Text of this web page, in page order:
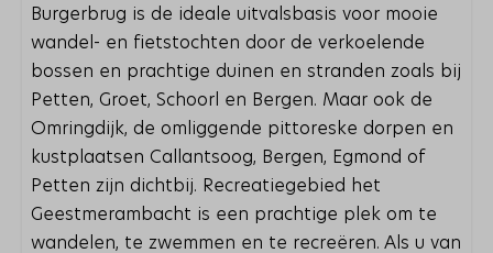
Burgerbrug is de ideale uitvalsbasis voor mooie
wandel- en fietstochten door de verkoelende
bossen en prachtige duinen en stranden zoals bij
Petten, Groet, Schoorl en Bergen. Maar ook de
Omringdijk, de omliggende pittoreske dorpen en
kustplaatsen Callantsoog, Bergen, Egmond of
Petten zijn dichtbij. Recreatiegebied het
Geestmerambacht is een prachtige plek om te
wandelen, te zwemmen en te recreëren. Als u van